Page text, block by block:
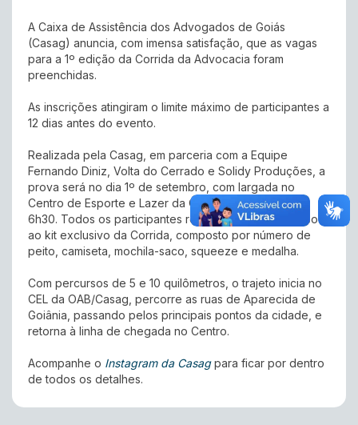
A Caixa de Assistência dos Advogados de Goiás
(Casag) anuncia, com imensa satisfação, que as vagas
para a 1º edição da Corrida da Advocacia foram
preenchidas.
As inscrições atingiram o limite máximo de participantes a
12 dias antes do evento.
Realizada pela Casag, em parceria com a Equipe
Fernando Diniz, Volta do Cerrado e Solidy Produções, a
prova será no dia 1º de setembro, com largada no
Centro de Esporte e Lazer da OAB/Casag às
6h30. Todos os participantes registrados terão acesso
ao kit exclusivo da Corrida, composto por número de
peito, camiseta, mochila-saco, squeeze e medalha.
Com percursos de 5 e 10 quilômetros, o trajeto inicia no
CEL da OAB/Casag, percorre as ruas de Aparecida de
Goiânia, passando pelos principais pontos da cidade, e
retorna à linha de chegada no Centro.
Acompanhe o Instagram da Casagpara ficar por dentro
de todos os detalhes.